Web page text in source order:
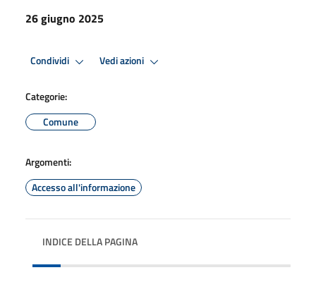
26 giugno 2025
Condividi Vedi azioni
Categorie:
Comune
Argomenti:
Accesso all'informazione
INDICE DELLA PAGINA